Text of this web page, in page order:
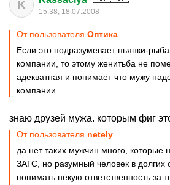
K 15:38, 18.07.2008
От пользователя Оптика
Если это подразумевает пьянки-
компании, то этому женитьба не
адекватная и понимает что мужу
компании.
знаю друзей мужа. которым фиг
От пользователя netely
да нет таких мужчин много, которые
ЗАГС, но разумный человек в долгих
понимать некую ответственность за